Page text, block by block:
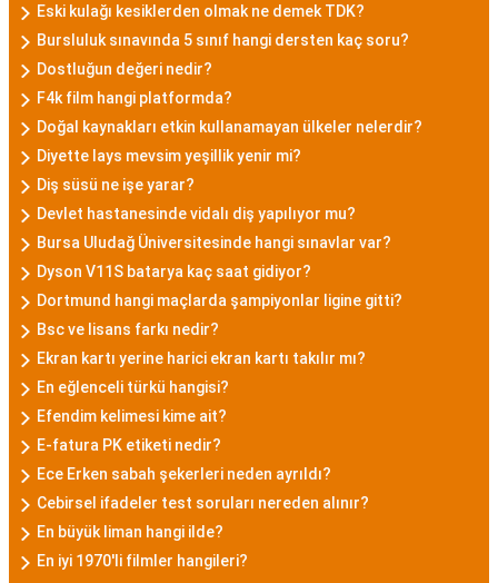
Eski kulağı kesiklerden olmak ne demek TDK?
Bursluluk sınavında 5 sınıf hangi dersten kaç soru?
Dostluğun değeri nedir?
F4k film hangi platformda?
Doğal kaynakları etkin kullanamayan ülkeler nelerdir?
Diyette lays mevsim yeşillik yenir mi?
Diş süsü ne işe yarar?
Devlet hastanesinde vidalı diş yapılıyor mu?
Bursa Uludağ Üniversitesinde hangi sınavlar var?
Dyson V11S batarya kaç saat gidiyor?
Dortmund hangi maçlarda şampiyonlar ligine gitti?
Bsc ve lisans farkı nedir?
Ekran kartı yerine harici ekran kartı takılır mı?
En eğlenceli türkü hangisi?
Efendim kelimesi kime ait?
E-fatura PK etiketi nedir?
Ece Erken sabah şekerleri neden ayrıldı?
Cebirsel ifadeler test soruları nereden alınır?
En büyük liman hangi ilde?
En iyi 1970'li filmler hangileri?